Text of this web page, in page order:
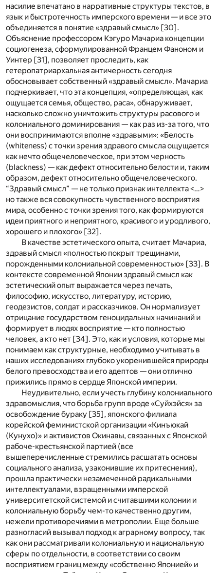
насилие впечатано в нарративные структуры текстов, в
язык и быстротечность имперского времени — и все это
объединяется в понятие «здравый смысл» [30].
Объяснение профессором Кэгуро Мачариа концепции
социогенеза, сформулированной Францем Фаноном и
Уинтер [31], позволяет проследить, как
гетеропатриархальная античерность сегодня
обосновывает собственный «здравый смысл». Мачариа
подчеркивает, что эта концепция, «определяющая, как
ощущается семья, общество, раса», обнаруживает,
насколько сложно уничтожить структуры расового и
колониального доминирования — как раз из-за того, что
они воспринимаются вполне «здравыми»: «Белость
(whiteness) с точки зрения здравого смысла ощущается
как нечто общечеловеческое, при этом черность
(blackness) — как дефект относительно белости и, таким
образом, дефект относительно общечеловеческого.
“Здравый смысл” — не только признак интеллекта <…>
но также вся совокупность чувственного восприятия
мира, особенно с точки зрения того, как формируются
идеи приятного и неприятного, красивого и уродливого,
хорошего и плохого» [32].
В качестве эстетического опыта, считает Мачариа,
здравый смысл «полностью покрыт трещинами,
порожденными колониальной современностью» [33]. В
контексте современной Японии здравый смысл как
эстетический опыт выражается через печать,
философию, искусство, литературу, историю,
геодезистов, солдат и рассказчиков. Он нормализует
отрицание государством геноцидальных начинаний и
формирует в людях восприятие — кто полностью
человек, а кто нет [34]. Это, как и условия, которые мы
понимаем как структурные, необходимо учитывать в
наших исследованиях глубоко укоренившейся природы
белого превосходства и его адептов — они отлично
прижились прямо в сердце Японской империи.
Неудивительно, если учесть глубину колониального
здравомыслия, что борьба групп вроде «Суйхэйся» за
освобождение бураку [35], японского филиала
корейской феминистской организации «Кинъюкай
(Кунухо)» и активистов Окинавы, связанных с Японской
рабоче-крестьянской партией (все
вышеперечисленные стремились расшатать основы
социального анализа, узаконившие их притеснения),
прошла практически незамеченной радикальными
интеллектуалами, взращенными имперской
университетской системой и считавшими колонии и
колониальную борьбу чем-то качественно другим,
нежели противоречиями в метрополии. Еще больше
разногласий вызывал подход к аграрному вопросу, так
как они рассматривали колониальную и национальную
сферы по отдельности, в соответствии со своим
восприятием границ между «собственно Японией» и